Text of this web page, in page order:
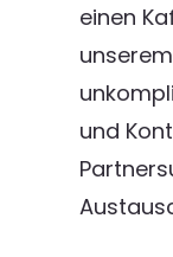
einen
und